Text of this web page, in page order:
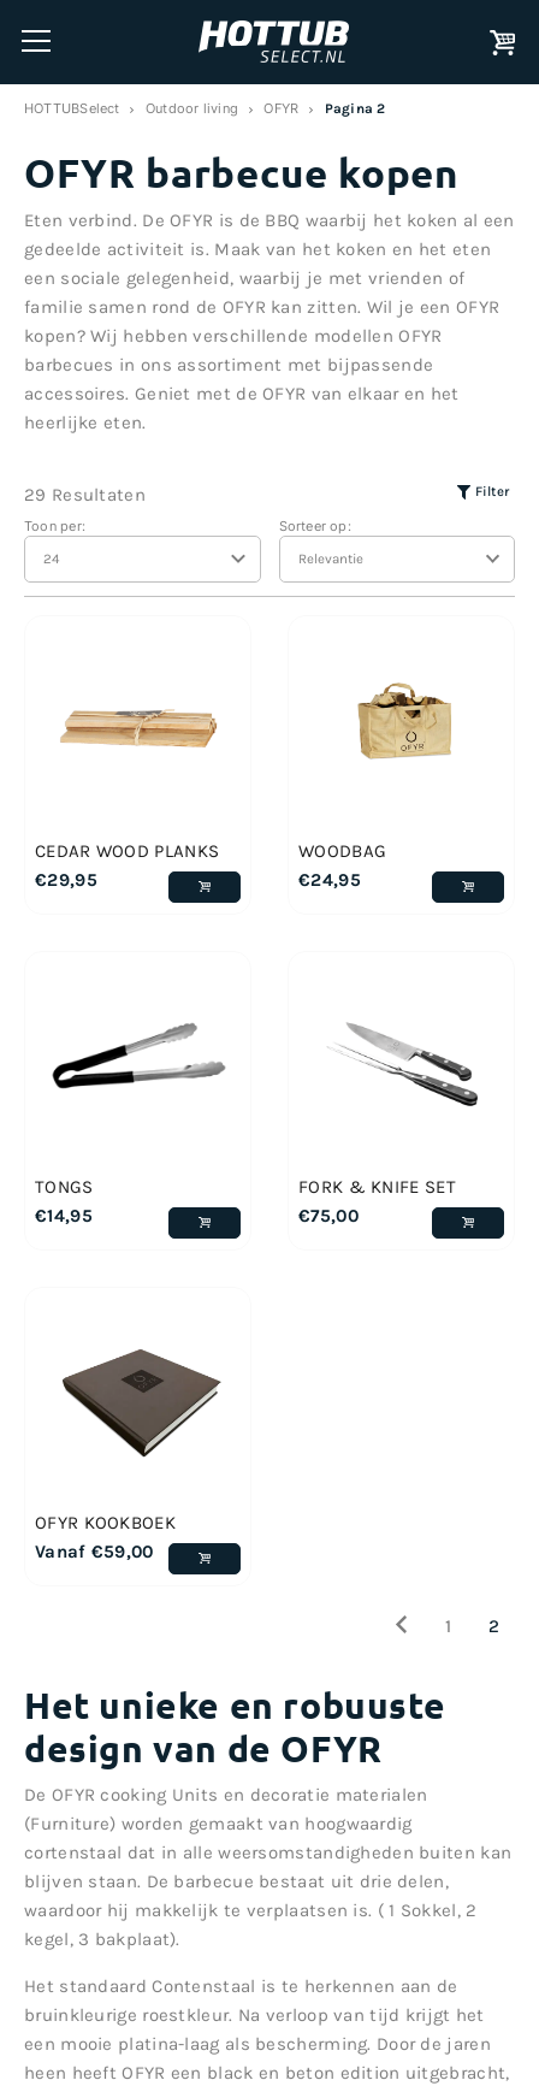
HOTTUBSelect Outdoor living OFYR Pagina 2
OFYR barbecue kopen
Eten verbind. De OFYR is de BBQ waarbij het koken al een
gedeelde activiteit is. Maak van het koken en het eten
een sociale gelegenheid, waarbij je met vrienden of
familie samen rond de OFYR kan zitten. Wil je een OFYR
kopen? Wij hebben verschillende modellen OFYR
barbecues in ons assortiment met bijpassende
accessoires. Geniet met de OFYR van elkaar en het
heerlijke eten.
29 Resultaten Filter
Toon per: Sorteer op:
CEDAR WOOD PLANKS
€29,95
WOODBAG
€24,95
TONGS
€14,95
FORK & KNIFE SET
€75,00
OFYR KOOKBOEK
Vanaf €59,00
1 2
Het unieke en robuuste
design van de OFYR
De OFYR cooking Units en decoratie materialen
(Furniture) worden gemaakt van hoogwaardig
cortenstaal dat in alle weersomstandigheden buiten kan
blijven staan. De barbecue bestaat uit drie delen,
waardoor hij makkelijk te verplaatsen is. ( 1 Sokkel, 2
kegel, 3 bakplaat).
Het standaard Contenstaal is te herkennen aan de
bruinkleurige roestkleur. Na verloop van tijd krijgt het
een mooie platina-laag als bescherming. Door de jaren
heen heeft OFYR een black en beton edition uitgebracht,